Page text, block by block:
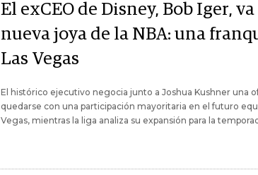
El exCEO de Disney, Bob Iger,
nueva joya de la NBA: una
Las Vegas
El histórico ejecutivo negocia junto a Joshua Kushner una
quedarse con una participación mayoritaria en el futuro
Vegas, mientras la liga analiza su expansión para la